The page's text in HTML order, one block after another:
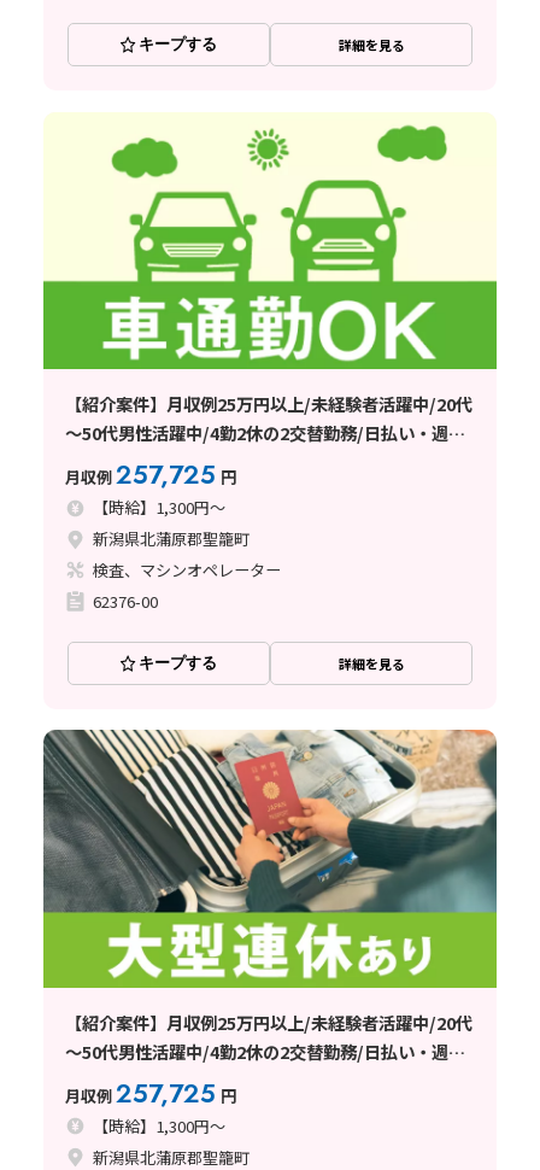
キープする 詳細を見る
【紹介案件】月収例25万円以上/未経験者活躍中/20代
～50代男性活躍中/4勤2休の2交替勤務/日払い・週払
い制度あり
月収例257,725 円
【時給】1,300円～
新潟県北蒲原郡聖籠町
検査、マシンオペレーター
62376-00
キープする 詳細を見る
【紹介案件】月収例25万円以上/未経験者活躍中/20代
～50代男性活躍中/4勤2休の2交替勤務/日払い・週払
い制度あり
月収例257,725 円
【時給】1,300円～
新潟県北蒲原郡聖籠町